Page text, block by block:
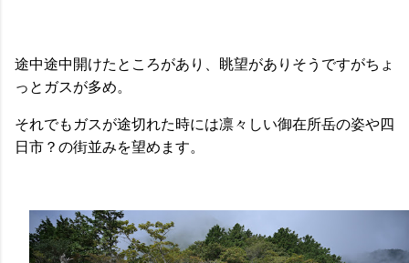
途中途中開けたところがあり、眺望がありそうですがちょ
っとガスが多め。
それでもガスが途切れた時には凛々しい御在所岳の姿や四
日市？の街並みを望めます。